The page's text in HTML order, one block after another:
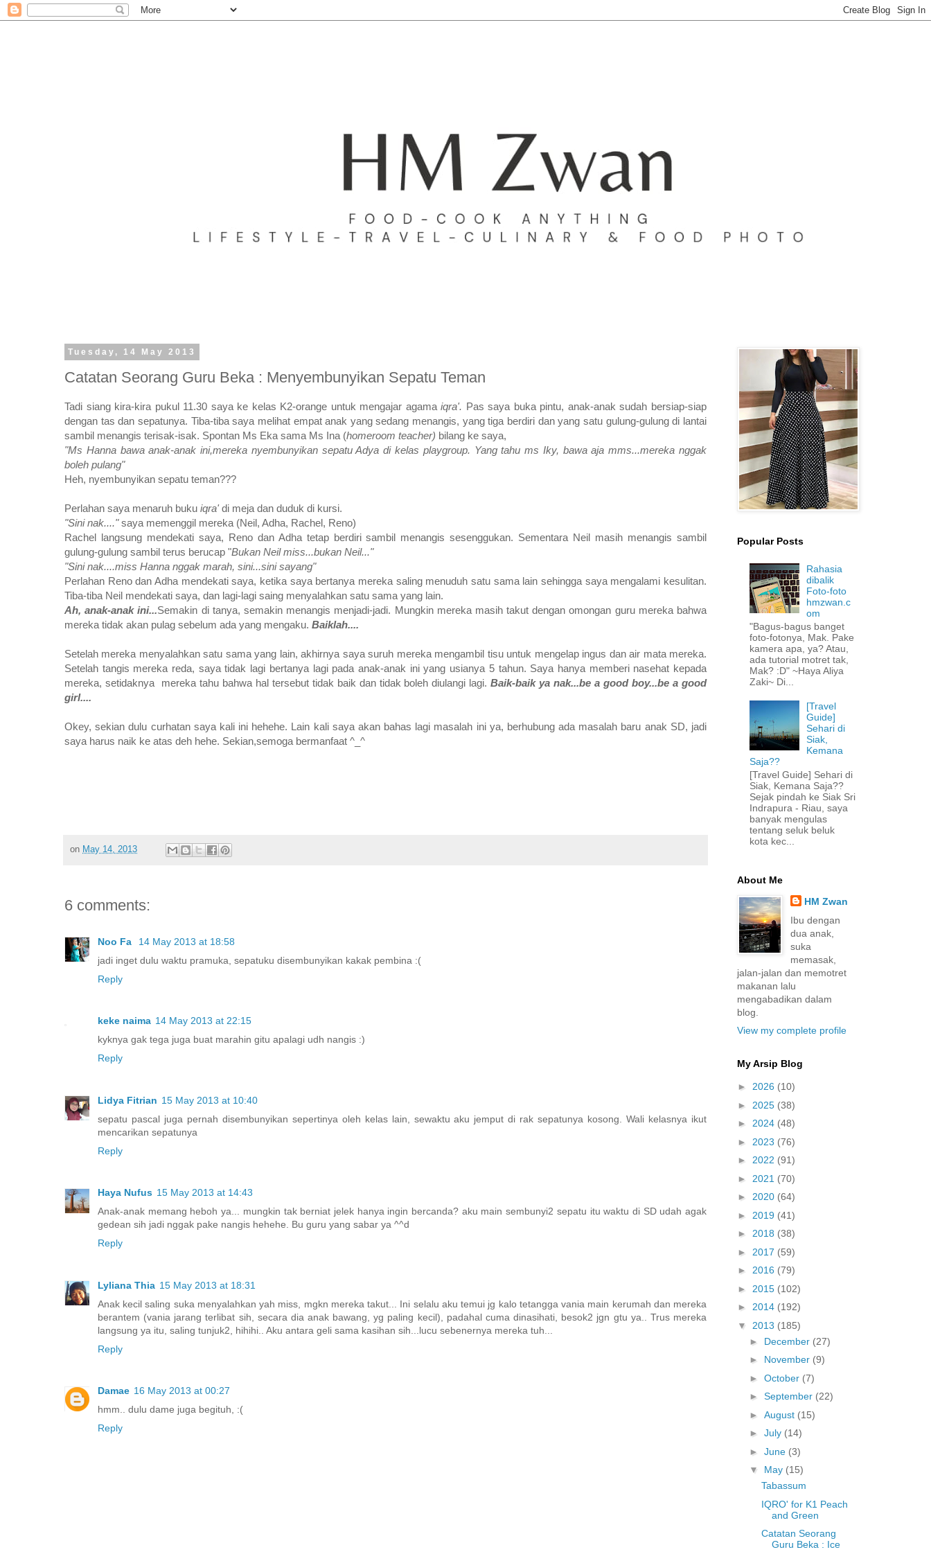
Tuesday, 14 May 2013
Catatan Seorang Guru Beka : Menyembunyikan Sepatu Teman
Tadi siang kira-kira pukul 11.30 saya ke kelas K2-orange untuk mengajar agamaiqra'. Pas saya buka pintu, anak-anak sudah bersiap-siap
dengan tas dan sepatunya. Tiba-tiba saya melihat empat anak yang sedang menangis, yang tiga berdiri dan yang satu gulung-gulung di lantai
sambil menangis terisak-isak. Spontan Ms Eka sama Ms Ina (homeroom teacher) bilang ke saya,
"Ms Hanna bawa anak-anak ini,mereka nyembunyikan sepatu Adya di kelas playgroup. Yang tahu ms Iky, bawa aja mms...mereka nggak
boleh pulang"
Heh, nyembunyikan sepatu teman???
Perlahan saya menaruh buku iqra' di meja dan duduk di kursi.
"Sini nak...."saya memenggil mereka (Neil, Adha, Rachel, Reno)
Rachel langsung mendekati saya, Reno dan Adha tetap berdiri sambil menangis sesenggukan. Sementara Neil masih menangis sambil
gulung-gulung sambil terus berucap "Bukan Neil miss...bukan Neil..."
"Sini nak....miss Hanna nggak marah, sini...sini sayang"
Perlahan Reno dan Adha mendekati saya, ketika saya bertanya mereka saling menuduh satu sama lain sehingga saya mengalami kesulitan.
Tiba-tiba Neil mendekati saya, dan lagi-lagi saing menyalahkan satu sama yang lain.
Ah, anak-anak ini...Semakin di tanya, semakin menangis menjadi-jadi. Mungkin mereka masih takut dengan omongan guru mereka bahwa
mereka tidak akan pulag sebelum ada yang mengaku. Baiklah....
Setelah mereka menyalahkan satu sama yang lain, akhirnya saya suruh mereka mengambil tisu untuk mengelap ingus dan air mata mereka.
Setelah tangis mereka reda, saya tidak lagi bertanya lagi pada anak-anak ini yang usianya 5 tahun. Saya hanya memberi nasehat kepada
mereka, setidaknya mereka tahu bahwa hal tersebut tidak baik dan tidak boleh diulangi lagi.Baik-baik ya nak...be a good boy...be a good
girl....
Okey, sekian dulu curhatan saya kali ini hehehe. Lain kali saya akan bahas lagi masalah ini ya, berhubung ada masalah baru anak SD, jadi
saya harus naik ke atas deh hehe. Sekian,semoga bermanfaat ^_^
on May 14, 2013
6 comments:
Noo Fa
14 May 2013 at 18:58
jadi inget dulu waktu pramuka, sepatuku disembunyikan kakak pembina :(
Reply
keke naima 14 May 2013 at 22:15
kyknya gak tega juga buat marahin gitu apalagi udh nangis :)
Reply
Lidya Fitrian 15 May 2013 at 10:40
sepatu pascal juga pernah disembunyikan sepertinya oleh kelas lain, sewaktu aku jemput di rak sepatunya kosong. Wali kelasnya ikut
mencarikan sepatunya
Reply
Haya Nufus 15 May 2013 at 14:43
Anak-anak memang heboh ya... mungkin tak berniat jelek hanya ingin bercanda? aku main sembunyi2 sepatu itu waktu di SD udah agak
gedean sih jadi nggak pake nangis hehehe. Bu guru yang sabar ya ^^d
Reply
Lyliana Thia 15 May 2013 at 18:31
Anak kecil saling suka menyalahkan yah miss, mgkn mereka takut... Ini selalu aku temui jg kalo tetangga vania main kerumah dan mereka
berantem (vania jarang terlibat sih, secara dia anak bawang, yg paling kecil), padahal cuma dinasihati, besok2 jgn gtu ya.. Trus mereka
langsung ya itu, saling tunjuk2, hihihi.. Aku antara geli sama kasihan sih...lucu sebenernya mereka tuh...
Reply
Damae 16 May 2013 at 00:27
hmm.. dulu dame juga begituh, :(
Reply
Popular Posts
Rahasia
dibalik
Foto-foto
hmzwan.c
om
"Bagus-bagus banget
foto-fotonya, Mak. Pake
kamera apa, ya? Atau,
ada tutorial motret tak,
Mak? :D" ~Haya Aliya
Zaki~ Di...
[Travel
Guide]
Sehari di
Siak,
Kemana
Saja??
[Travel Guide] Sehari di
Siak, Kemana Saja??
Sejak pindah ke Siak Sri
Indrapura - Riau, saya
banyak mengulas
tentang seluk beluk
kota kec...
About Me
HM Zwan
Ibu dengan
dua anak,
suka
memasak,
jalan-jalan dan memotret
makanan lalu
mengabadikan dalam
blog.
View my complete profile
My Arsip Blog
► 2026 (10)
► 2025 (38)
► 2024 (48)
► 2023 (76)
► 2022 (91)
► 2021 (70)
► 2020 (64)
► 2019 (41)
► 2018 (38)
► 2017 (59)
► 2016 (79)
► 2015 (102)
► 2014 (192)
▼ 2013 (185)
► December (27)
► November (9)
► October (7)
► September (22)
► August (15)
► July (14)
► June (3)
▼ May (15)
Tabassum
IQRO' for K1 Peach
and Green
Catatan Seorang
Guru Beka : Ice